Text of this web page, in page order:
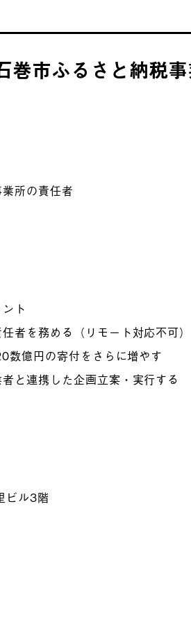
巻市ふるさと納税
所の責任者
ト
者を務める（リモート対応不可）
数億円の寄付をさらに増やす
と連携した企画立案・実行する
ビル3階